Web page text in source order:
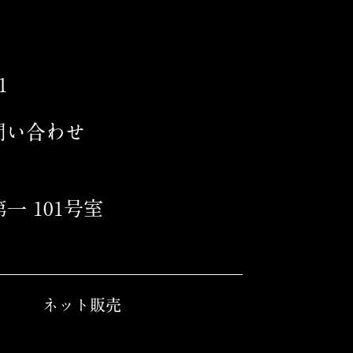
い合わせ
一 101号室
ネット販売